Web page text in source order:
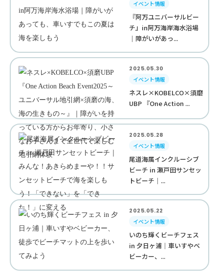
イベント情報
『阿万ユニバーサルビー
チ』in阿万海岸海水浴場
｜障がいがあっ...
2025.05.30
イベント情報
ネスレ×KOBELCO×須磨
UBP 『One Action ...
2025.05.28
イベント情報
尾道海属インクルーシブ
ビーチ in 瀬戸田サンセッ
トビーチ｜...
2025.05.22
イベント情報
いのち輝くビーチフェス
in 夕日ヶ浦｜車いすやベ
ビーカー、...